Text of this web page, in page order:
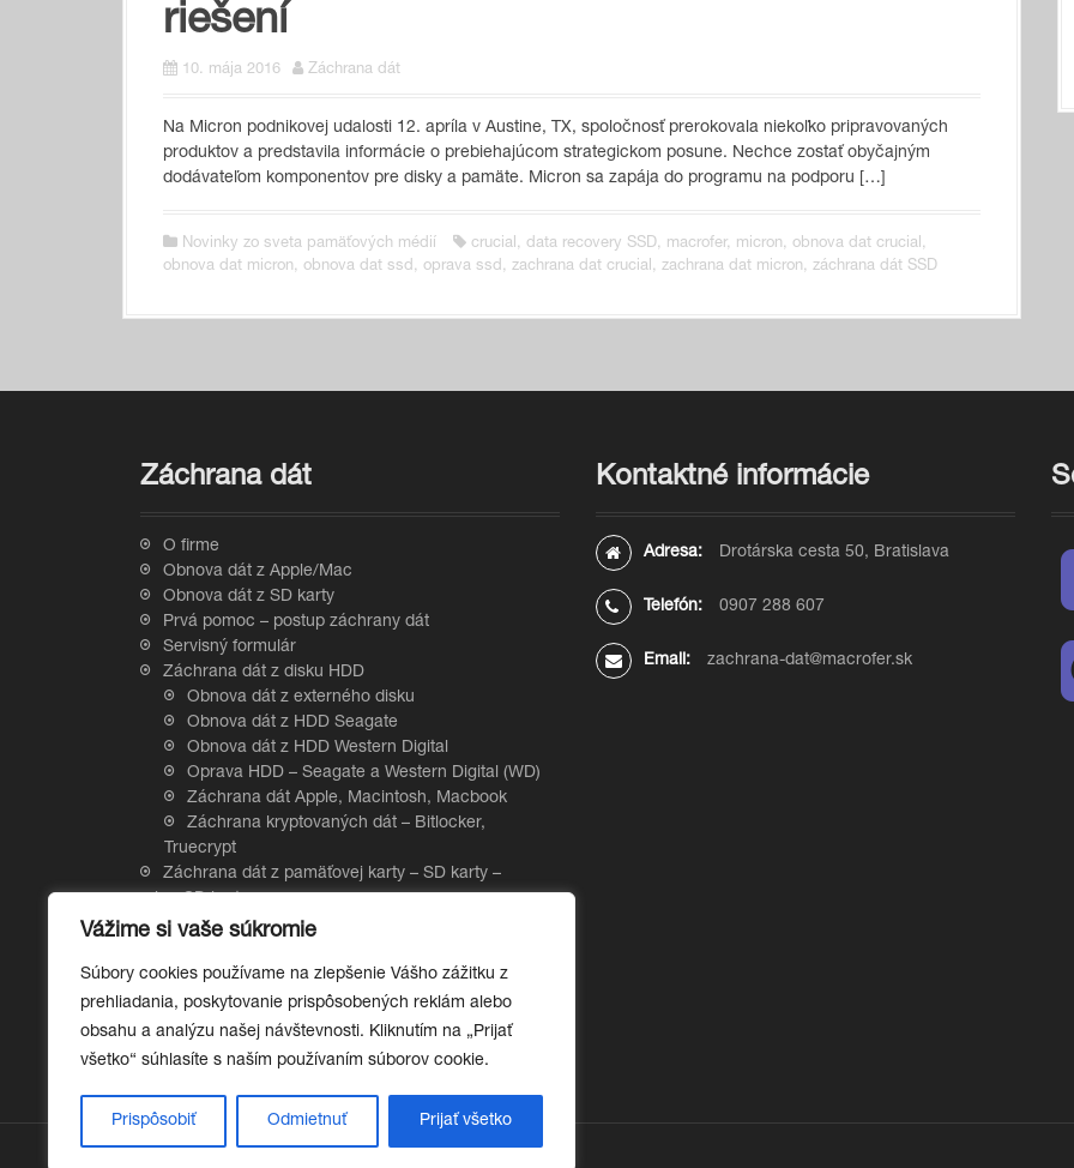
Vážime si vaše súkromie
Súbory cookies používame na zlepšenie Vášho zážitku z
prehliadania, poskytovanie prispôsobených reklám alebo
obsahu a analýzu našej návštevnosti. Kliknutím na „Prijať
všetko“ súhlasíte s naším používaním súborov cookie.
Prispôsobiť Odmietnuť Prijať všetko
riešení
10. mája 2016 Záchrana dát
Na Micron podnikovej udalosti 12. apríla v Austine, TX, spoločnosť prerokovala niekoľko pripravovaných
produktov a predstavila informácie o prebiehajúcom strategickom posune. Nechce zostať obyčajným
dodávateľom komponentov pre disky a pamäte. Micron sa zapája do programu na podporu […]
Novinky zo sveta pamäťových médií crucial, data recovery SSD, macrofer, micron, obnova dat crucial,
obnova dat micron, obnova dat ssd, oprava ssd, zachrana dat crucial, zachrana dat micron, záchrana dát SSD
Záchrana dát
O firme
Obnova dát z Apple/Mac
Obnova dát z SD karty
Prvá pomoc – postup záchrany dát
Servisný formulár
Záchrana dát z disku HDD
Obnova dát z externého disku
Obnova dát z HDD Seagate
Obnova dát z HDD Western Digital
Oprava HDD – Seagate a Western Digital (WD)
Záchrana dát Apple, Macintosh, Macbook
Záchrana kryptovaných dát – Bitlocker,
Truecrypt
Záchrana dát z pamäťovej karty – SD karty –
Záchrana dát z RAID a NAS
Hardvérové šifrovanie SSD diskov
Obnova dát z SSD Samsung
Záchrana dát z USB kľúča
Kontaktné informácie
Adresa: Drotárska cesta 50, Bratislava
Telefón: 0907 288 607
Email: zachrana-dat@macrofer.sk